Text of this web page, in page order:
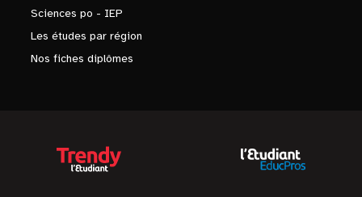
Sciences po - IEP
Les études par région
Nos fiches diplômes